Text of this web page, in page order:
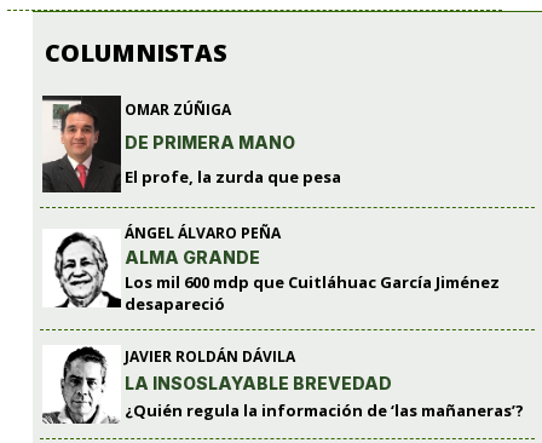
COLUMNISTAS
OMAR ZÚÑIGA
DE PRIMERA MANO
El profe, la zurda que pesa
ÁNGEL ÁLVARO PEÑA
ALMA GRANDE
Los mil 600 mdp que Cuitláhuac García Jiménez
desapareció
JAVIER ROLDÁN DÁVILA
LA INSOSLAYABLE BREVEDAD
¿Quién regula la información de ‘las mañaneras’?